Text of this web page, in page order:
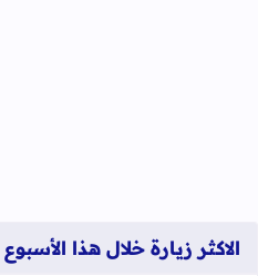
الاكثر زيارة خلال هذا الأسبوع